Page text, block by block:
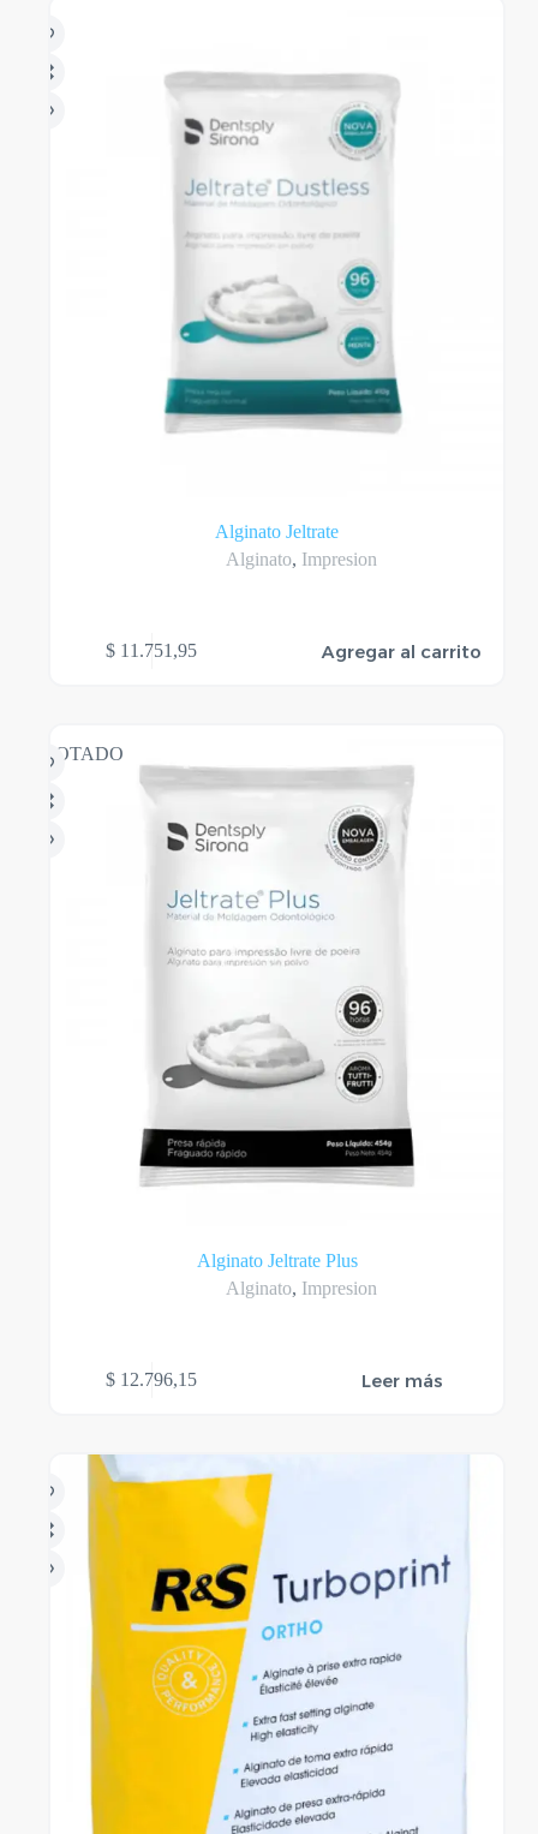
Alginato Jeltrate
Alginato, Impresion
$ 11.751,95 Agregar al carrito
AGOTADO
Alginato Jeltrate Plus
Alginato, Impresion
$ 12.796,15 Leer más